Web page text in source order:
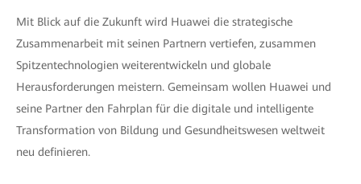
Mit Blick auf die Zukunft wird Huawei die strategische
Zusammenarbeit mit seinen Partnern vertiefen, zusammen
Spitzentechnologien weiterentwickeln und globale
Herausforderungen meistern. Gemeinsam wollen Huawei und
seine Partner den Fahrplan für die digitale und intelligente
Transformation von Bildung und Gesundheitswesen weltweit
neu definieren.